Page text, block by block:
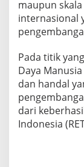
maupun
internasional
Pada titik
Daya
dan handal
dari
Indonesia